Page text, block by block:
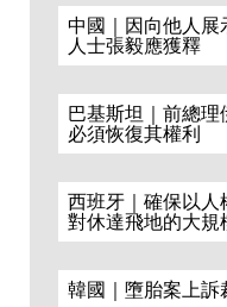
中國｜因向他人展
人士張毅應獲釋
巴基斯坦｜前總理
必須恢復其權利
西班牙｜確保以人
對休達飛地的大規
韓國｜墮胎案上訴